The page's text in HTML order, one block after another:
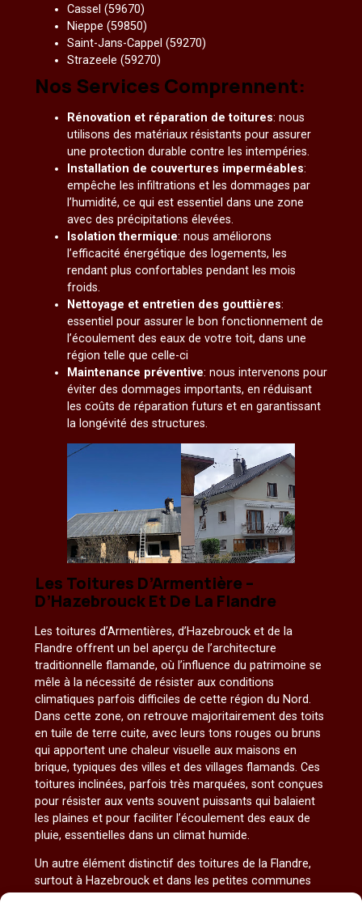
Cassel (59670)
Nieppe (59850)
Saint-Jans-Cappel (59270)
Strazeele (59270)
Nos Services Comprennent:
Rénovation et réparation de toitures: nous
utilisons des matériaux résistants pour assurer
une protection durable contre les intempéries.
Installation de couvertures imperméables:
empêche les infiltrations et les dommages par
l’humidité, ce qui est essentiel dans une zone
avec des précipitations élevées.
Isolation thermique: nous améliorons
l’efficacité énergétique des logements, les
rendant plus confortables pendant les mois
froids.
Nettoyage et entretien des gouttières:
essentiel pour assurer le bon fonctionnement de
l’écoulement des eaux de votre toit, dans une
région telle que celle-ci
Maintenance préventive: nous intervenons pour
éviter des dommages importants, en réduisant
les coûts de réparation futurs et en garantissant
la longévité des structures.
Les Toitures D’Armentière –
D’Hazebrouck Et De La Flandre
Les toitures d’Armentières, d’Hazebrouck et de la
Flandre offrent un bel aperçu de l’architecture
traditionnelle flamande, où l’influence du patrimoine se
mêle à la nécessité de résister aux conditions
climatiques parfois difficiles de cette région du Nord.
Dans cette zone, on retrouve majoritairement des toits
en tuile de terre cuite, avec leurs tons rouges ou bruns
qui apportent une chaleur visuelle aux maisons en
brique, typiques des villes et des villages flamands. Ces
toitures inclinées, parfois très marquées, sont conçues
pour résister aux vents souvent puissants qui balaient
les plaines et pour faciliter l’écoulement des eaux de
pluie, essentielles dans un climat humide.
Un autre élément distinctif des toitures de la Flandre,
surtout à Hazebrouck et dans les petites communes